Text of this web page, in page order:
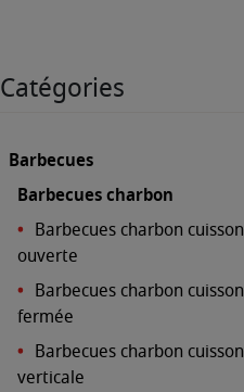
Catégories
Barbecues
Barbecues charbon
Barbecues charbon cuisson
ouverte
Barbecues charbon cuisson
fermée
Barbecues charbon cuisson
verticale